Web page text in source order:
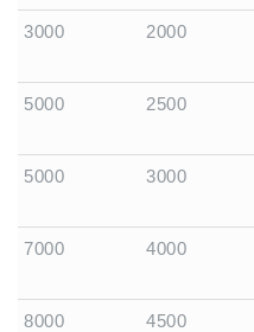
3000 2000
5000 2500
5000 3000
7000 4000
8000 4500